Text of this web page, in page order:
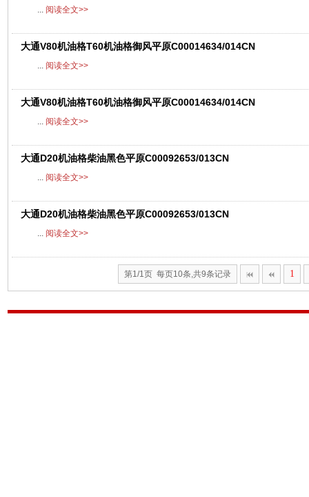
... 阅读全文>>
大通V80机油格T60机油格御风平原C00014634/014CN
... 阅读全文>>
大通V80机油格T60机油格御风平原C00014634/014CN
... 阅读全文>>
大通D20机油格柴油黑色平原C00092653/013CN
... 阅读全文>>
大通D20机油格柴油黑色平原C00092653/013CN
... 阅读全文>>
第1/1页 每页10条,共9条记录 1